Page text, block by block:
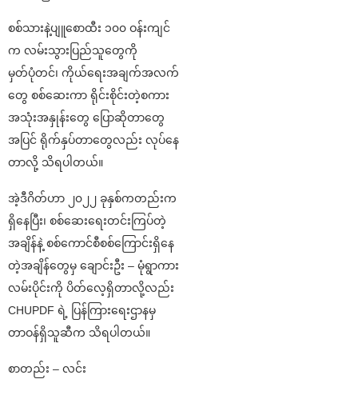
စစ်သားနဲ့ပျူစောထီး ၁၀၀ ဝန်းကျင်
က လမ်းသွားပြည်သူတွေကို
မှတ်ပုံတင်၊ ကိုယ်ရေးအချက်အလက်
တွေ စစ်ဆေးကာ ရိုင်းစိုင်းတဲ့စကား
အသုံးအနှုန်းတွေ ပြောဆိုတာတွေ
အပြင် ရိုက်နှပ်တာတွေလည်း လုပ်နေ
တာလို့ သိရပါတယ်။
အဲ့ဒီဂိတ်ဟာ ၂၀၂၂ ခုနှစ်ကတည်းက
ရှိနေပြီး၊ စစ်ဆေးရေးတင်းကြပ်တဲ့
အချိန်နဲ့ စစ်ကောင်စီစစ်ကြောင်းရှိနေ
တဲ့အချိန်တွေမှ ချောင်းဦး – မုံရွာကား
လမ်းပိုင်းကို ပိတ်လေ့ရှိတာလို့လည်း
CHUPDF ရဲ့ ပြန်ကြားရေးဌာနမှ
တာဝန်ရှိသူဆီက သိရပါတယ်။
စာတည်း – လင်း